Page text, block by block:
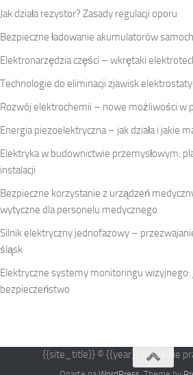
Jak działa rezystor? Zasady regulacji oporu
Bezpieczne ładowanie akumulatorów
Elektronarzędzia części – wkrętaki
Technologie do eliminacji zjawisk
Rozwój elektrochemii – nowe możliwości w
Energia piezoelektryczna – jak działa i jakie
Elektryka w budownictwie przemysłowym:
instalacji
Bezpieczne korzystanie z urządzeń
wytyczne dla personelu medycznego
Silnik elektryczny jednofazowy –
śląsk
Elektryczne systemy monitoringu wizyjnego:
bezpieczeństwo
{{site_title}} © {{year}}. Wszelkie